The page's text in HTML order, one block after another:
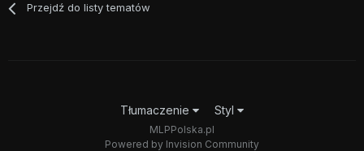
Przejdź do listy tematów
Tłumaczenie Styl
MLPPolska.pl
Powered by Invision Community